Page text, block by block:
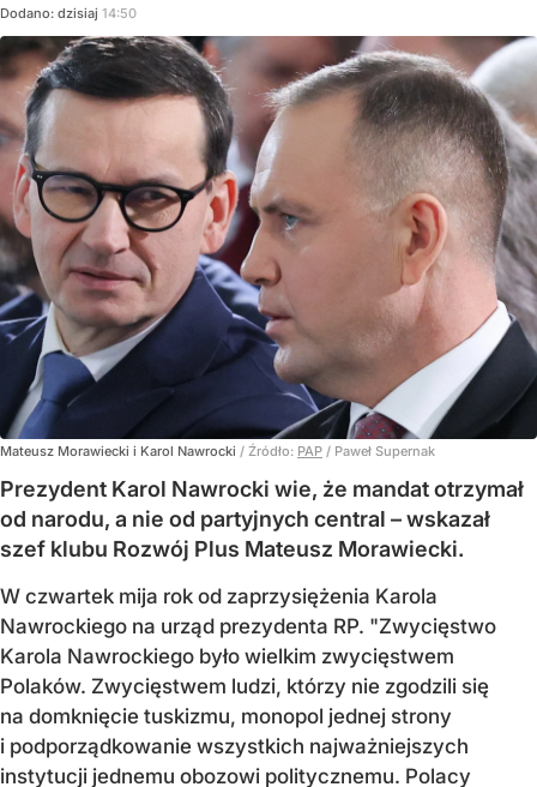
Dodano: dzisiaj 14:50
Mateusz Morawiecki i Karol Nawrocki / Źródło: PAP / Paweł Supernak
Prezydent Karol Nawrocki wie, że mandat otrzymał
od narodu, a nie od partyjnych central – wskazał
szef klubu Rozwój Plus Mateusz Morawiecki.
W czwartek mija rok od zaprzysiężenia Karola
Nawrockiego na urząd prezydenta RP. "Zwycięstwo
Karola Nawrockiego było wielkim zwycięstwem
Polaków. Zwycięstwem ludzi, którzy nie zgodzili się
na domknięcie tuskizmu, monopol jednej strony
i podporządkowanie wszystkich najważniejszych
instytucji jednemu obozowi politycznemu. Polacy